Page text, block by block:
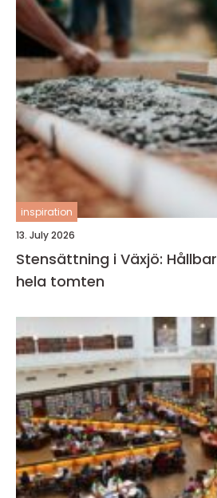
inspiration
13. July 2026
Stensättning i Växjö:
hela tomten